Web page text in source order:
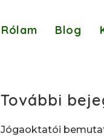
Rólam Blog
További
Jógaoktatói